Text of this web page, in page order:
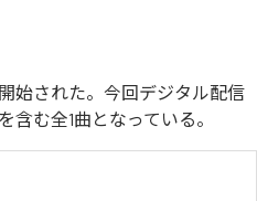
開始された。今回デジタル配信
含む全1曲となっている。